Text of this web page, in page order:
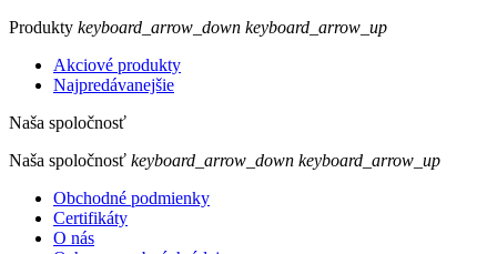
Produkty keyboard_arrow_down keyboard_arrow_up
Akciové produkty
Najpredávanejšie
Naša spoločnosť
Naša spoločnosť keyboard_arrow_down keyboard_arrow_up
Obchodné podmienky
Certifikáty
O nás